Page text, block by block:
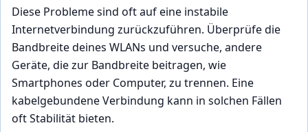
Diese Probleme sind oft auf eine instabile
Internetverbindung zurückzuführen. Überprüfe die
Bandbreite deines WLANs und versuche, andere
Geräte, die zur Bandbreite beitragen, wie
Smartphones oder Computer, zu trennen. Eine
kabelgebundene Verbindung kann in solchen Fällen
oft Stabilität bieten.